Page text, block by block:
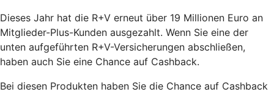
Dieses Jahr hat die R+V erneut über 19 Millionen Euro an
Mitglieder-Plus-Kunden ausgezahlt. Wenn Sie eine der
unten aufgeführten R+V-Versicherungen abschließen,
haben auch Sie eine Chance auf Cashback.
Bei diesen Produkten haben Sie die Chance auf Cashback